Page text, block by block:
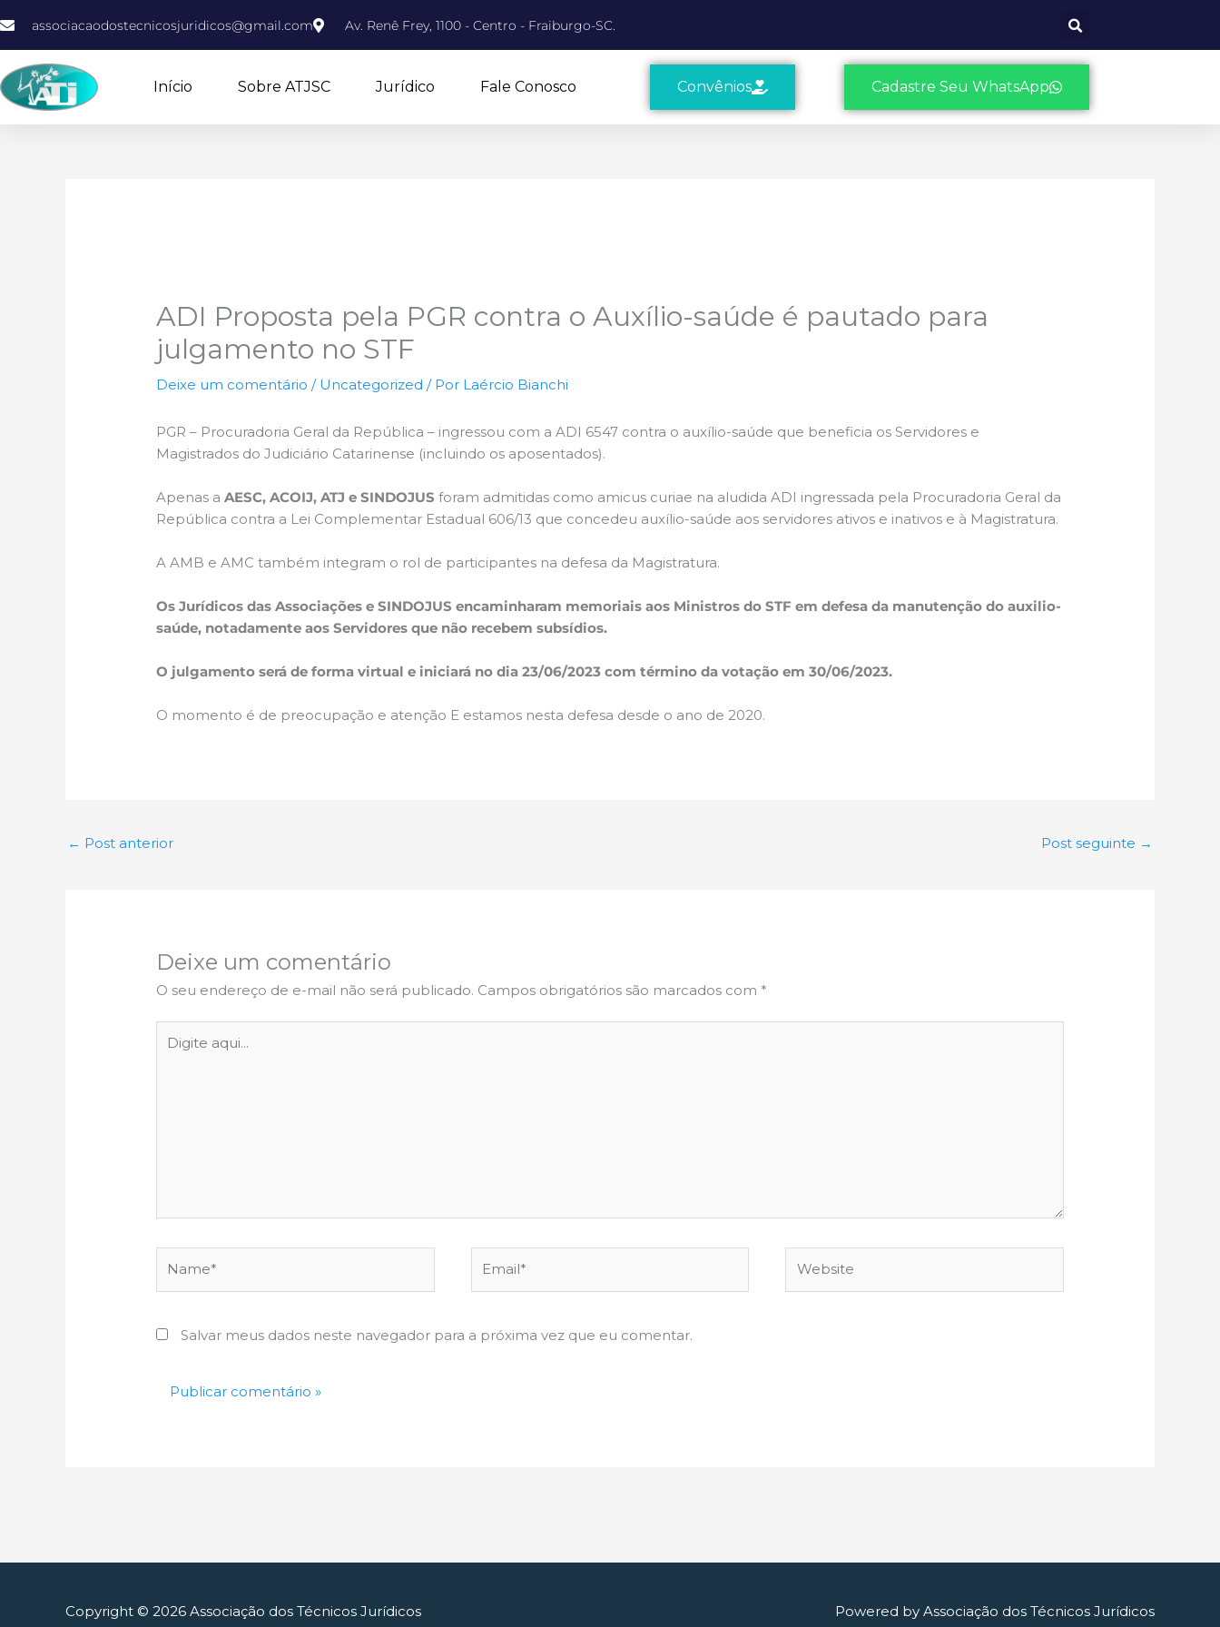
para
o
conteúdo
associacaodostecnicosjuridicos@gmail.com Av. Renê Frey, 1100 - Centro - Fraiburgo-SC.
Início Sobre ATJSC Jurídico Fale Conosco Convênios Cadastre Seu WhatsApp
ADI Proposta pela PGR contra o Auxílio-saúde é pautado para
julgamento no STF
Deixe um comentário / Uncategorized / Por Laércio Bianchi
PGR – Procuradoria Geral da República – ingressou com a ADI 6547 contra o auxílio-saúde que beneficia os Servidores e
Magistrados do Judiciário Catarinense (incluindo os aposentados).
Apenas aAESC, ACOIJ, ATJ e SINDOJUS foram admitidas como amicus curiae na aludida ADI ingressada pela Procuradoria Geral da
República contra a Lei Complementar Estadual 606/13 que concedeu auxílio-saúde aos servidores ativos e inativos e à Magistratura.
A AMB e AMC também integram o rol de participantes na defesa da Magistratura.
Os Jurídicos das Associações e SINDOJUS encaminharam memoriais aos Ministros do STF em defesa da manutenção do auxilio-
saúde, notadamente aos Servidores que não recebem subsídios.
O julgamento será de forma virtual e iniciará no dia 23/06/2023 com término da votação em 30/06/2023.
O momento é de preocupação e atenção E estamos nesta defesa desde o ano de 2020.
← Post anterior Post seguinte →
Deixe um comentário
O seu endereço de e-mail não será publicado. Campos obrigatórios são marcados com *
aqui...
Salvar meus dados neste navegador para a próxima vez que eu comentar.
Copyright © 2026 Associação dos Técnicos Jurídicos Powered by Associação dos Técnicos Jurídicos